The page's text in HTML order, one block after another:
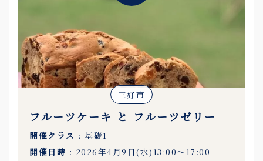
三好市
フルーツケーキ と フルーツゼリー
開催クラス : 基礎1
開催日時 : 2026年4月9日(水)13:00〜17:00